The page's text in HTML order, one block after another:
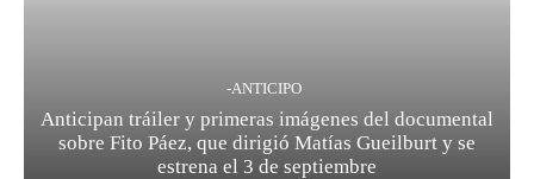
-ANTICIPO
Anticipan tráiler y primeras imágenes del documental
sobre Fito Páez, que dirigió Matías Gueilburt y se
estrena el 3 de septiembre